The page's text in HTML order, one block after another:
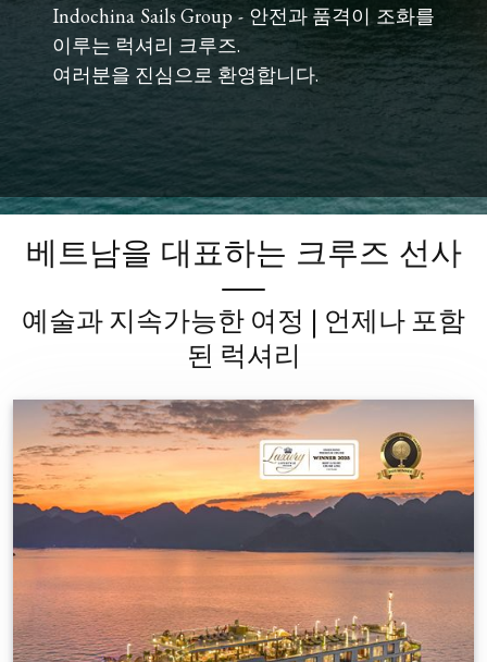
Indochina Sails Group - 안전과 품격이 조화를
이루는 럭셔리 크루즈.
여러분을 진심으로 환영합니다.
베트남을 대표하는 크루즈 선사
예술과 지속가능한 여정 | 언제나 포함
된 럭셔리